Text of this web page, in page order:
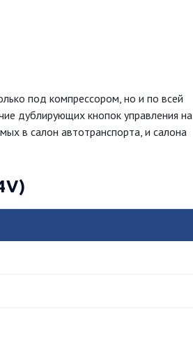
под компрессором, но и по всей
дублирующих кнопок управления на
в салон автотранспорта, и салона